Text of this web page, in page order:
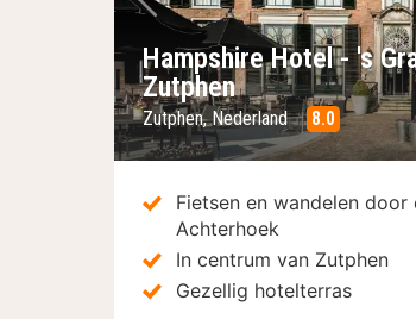
Vorige foto
Hampshire Hotel - 's
Zutphen
Zutphen, Nederland 8.0
Fietsen en wandelen door
Achterhoek
In centrum van Zutphen
Gezellig hotelterras